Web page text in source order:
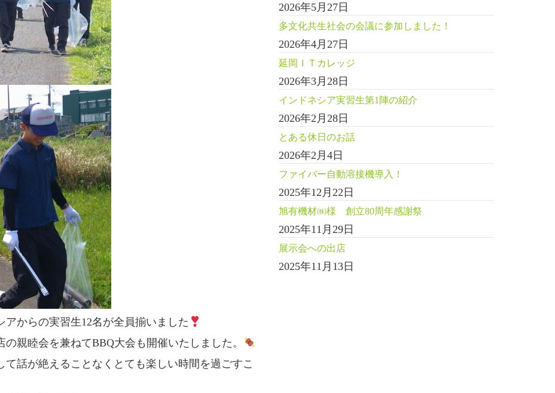
からの実習生12名が全員揃いました
親睦会を兼ねてBBQ大会も開催いたしました。
話が絶えることなくとても楽しい時間を過ごすこ
2026年5月27日
多文化共生社会の会議に参加しました！
2026年4月27日
延岡ＩＴカレッジ
2026年3月28日
インドネシア実習生第1陣の紹介
2026年2月28日
とある休日のお話
2026年2月4日
ファイバー自動溶接機導入！
2025年12月22日
旭有機材㈱様 創立80周年感謝祭
2025年11月29日
展示会への出店
2025年11月13日